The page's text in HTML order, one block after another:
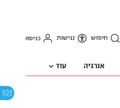
חיפוש נגישות כניסה
אנרגיה עוד